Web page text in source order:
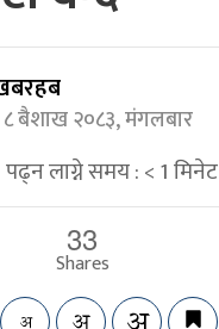
८ बैशाख २०८३, मंगलबार
पढ्न लाग्ने समय :< 1मिनेट
33
Shares